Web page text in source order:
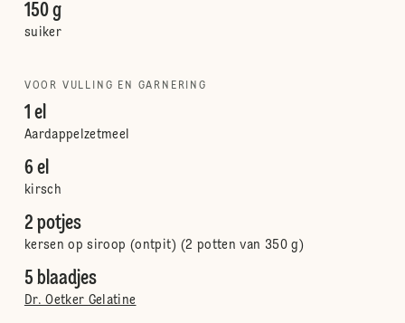
150 g
suiker
VOOR VULLING EN GARNERING
1 el
Aardappelzetmeel
6 el
kirsch
2 potjes
kersen op siroop (ontpit) (2 potten van 350 g)
5 blaadjes
Dr. Oetker Gelatine